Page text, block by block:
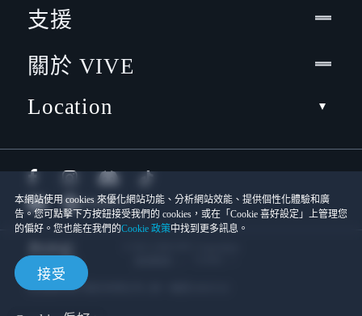
本網站使用 cookies 來優化網站功能、分析網站效能、提供個性化體驗和廣
告。您可點擊下方按鈕接受我們的 cookies，或在「Cookie 喜好設定」上管理您
的偏好。您也能在我們的Cookie 政策中找到更多訊息。
接受
支援
關於 VIVE
Location
宏達國際電子股份有限公司 | 統一編號16003518